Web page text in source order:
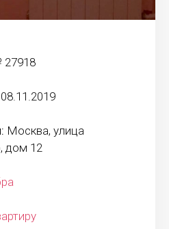
08.11.2019
Москва, улица
дом 12